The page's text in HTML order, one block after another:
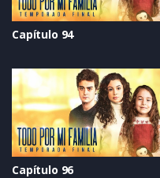
Capítulo 94
Capítulo 96